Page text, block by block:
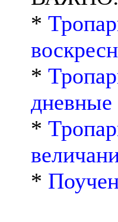
*
*
дневные
*
*